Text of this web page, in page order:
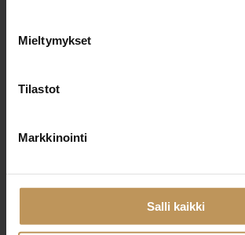
Mieltymykset
Tilastot
Markkinointi
Salli kaikki
Finlands
Tietosuoja- ja